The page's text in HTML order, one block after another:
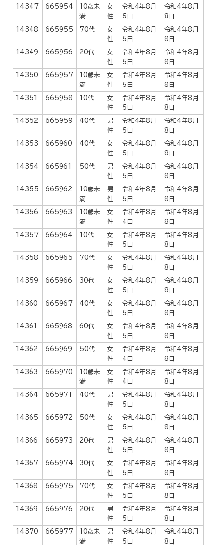
14347 665954
10歳未
満
女
性
令和4年8月
5日
令和4年8月
8日
14348 665955 70代
女
性
令和4年8月
5日
令和4年8月
8日
14349 665956 20代
女
性
令和4年8月
5日
令和4年8月
8日
14350 665957
10歳未
満
女
性
令和4年8月
5日
令和4年8月
8日
14351 665958 10代
女
性
令和4年8月
5日
令和4年8月
8日
14352 665959 40代
男
性
令和4年8月
5日
令和4年8月
8日
14353 665960 40代
女
性
令和4年8月
5日
令和4年8月
8日
14354 665961 50代
男
性
令和4年8月
5日
令和4年8月
8日
14355 665962
10歳未
満
男
性
令和4年8月
5日
令和4年8月
8日
14356 665963
10歳未
満
女
性
令和4年8月
4日
令和4年8月
8日
14357 665964 10代
女
性
令和4年8月
5日
令和4年8月
8日
14358 665965 70代
女
性
令和4年8月
5日
令和4年8月
8日
14359 665966 30代
女
性
令和4年8月
5日
令和4年8月
8日
14360 665967 40代
女
性
令和4年8月
5日
令和4年8月
8日
14361 665968 60代
女
性
令和4年8月
5日
令和4年8月
8日
14362 665969 50代
女
性
令和4年8月
4日
令和4年8月
8日
14363 665970
10歳未
満
女
性
令和4年8月
4日
令和4年8月
8日
14364 665971 40代
男
性
令和4年8月
5日
令和4年8月
8日
14365 665972 50代
女
性
令和4年8月
5日
令和4年8月
8日
14366 665973 20代
男
性
令和4年8月
5日
令和4年8月
8日
14367 665974 30代
女
性
令和4年8月
5日
令和4年8月
8日
14368 665975 70代
女
性
令和4年8月
5日
令和4年8月
8日
14369 665976 20代
男
性
令和4年8月
5日
令和4年8月
8日
14370 665977
10歳未
満
男
性
令和4年8月
5日
令和4年8月
8日